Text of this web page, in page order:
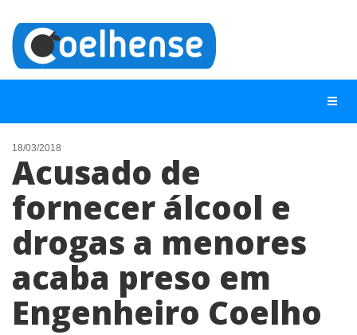
NOTÍCIAS
LISTA DIGITAL
TELEFONES ÚTEIS
ANUNCIE
18/03/2018
Acusado de
fornecer álcool e
drogas a menores
acaba preso em
Engenheiro Coelho